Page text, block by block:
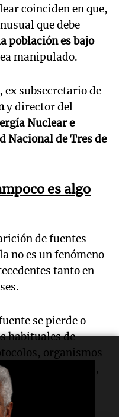
coinciden en que,
que debe
población es bajo
manipulado.
, ex subsecretario de
y director del
Nuclear e
Nacional de Tres de
es algo
de fuentes
no es un fenómeno
tanto en
se pierde o
habituales de
organismos
de recuperación",